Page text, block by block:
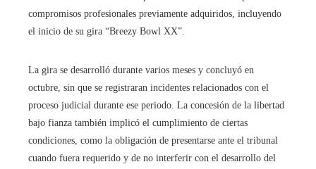
compromisos profesionales previamente adquiridos, incluyendo
el inicio de su gira “Breezy Bowl XX”.
La gira se desarrolló durante varios meses y concluyó en
octubre, sin que se registraran incidentes relacionados con el
proceso judicial durante ese periodo. La concesión de la libertad
bajo fianza también implicó el cumplimiento de ciertas
condiciones, como la obligación de presentarse ante el tribunal
cuando fuera requerido y de no interferir con el desarrollo del